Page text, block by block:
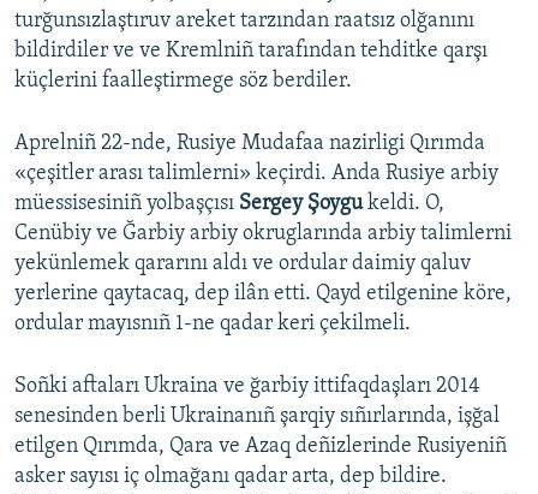
turğunsızlaştıruv areket tarzından raatsız olğanını
bildirdiler ve ve Kremlniñ tarafından tehditke qarşı
küçlerini faalleştirmege söz berdiler.
Aprelniñ 22-nde, Rusiye Mudafaa nazirligi Qırımda
«çeşitler arası talimlerni» keçirdi. Anda Rusiye arbiy
müessisesiniñ yolbaşçısı Sergey Şoygukeldi. O,
Cenübiy ve Ğarbiy arbiy okruglarında arbiy talimlerni
yekünlemek qararını aldı ve ordular daimiy qaluv
yerlerine qaytacaq, dep ilân etti. Qayd etilgenine köre,
ordular mayısnıñ 1-ne qadar keri çekilmeli.
Soñki aftaları Ukraina ve ğarbiy ittifaqdaşları 2014
senesinden berli Ukrainanıñ şarqiy sıñırlarında, işğal
etilgen Qırımda, Qara ve Azaq deñizlerinde Rusiyeniñ
asker sayısı iç olmağanı qadar arta, dep bildire.